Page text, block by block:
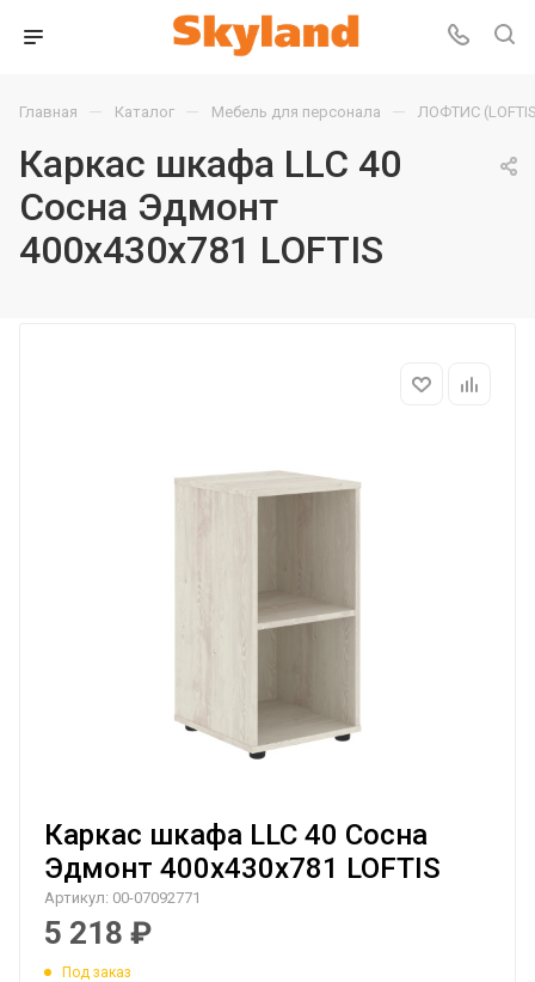
Главная — Каталог — Мебель для персонала — ЛОФТИС
Каркас шкафа LLC 40
Сосна Эдмонт
400х430х781 LOFTIS
Каркас шкафа LLC 40 Сосна
Эдмонт 400х430х781 LOFTIS
Артикул: 00-07092771
5 218 ₽
Под заказ